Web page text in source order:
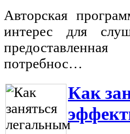
Авторская
интерес для
потребнос…
Как